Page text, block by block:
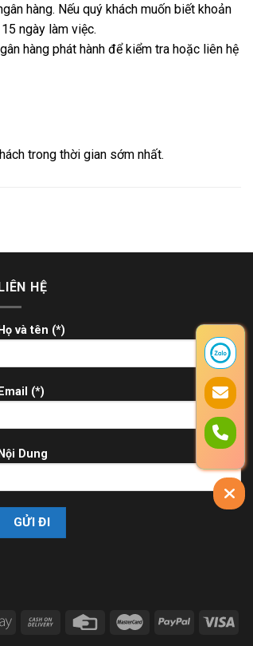
hàng. Nếu quý khách muốn biết khoản
ngày làm việc.
hàng phát hành để kiểm tra hoặc liên hệ
trong thời gian sớm nhất.
HỆ
Họ và tên (*)
Email (*)
Nội Dung